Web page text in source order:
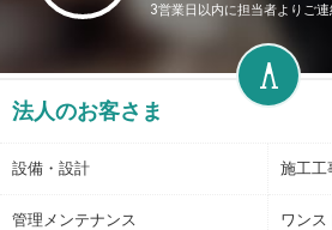
3営業日以内に担当者よりご連
法人のお客さま
設備・設計 施工工
管理メンテナンス ワンス